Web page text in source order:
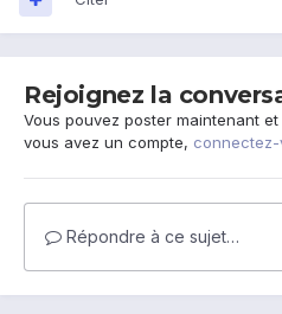
Rejoignez la
Vous pouvez poster maintenant
vous avez un compte,
Répondre à ce sujet…